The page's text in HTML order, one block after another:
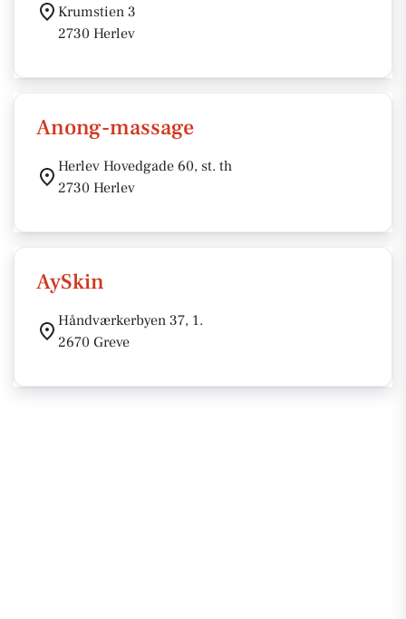
Krumstien 3
2730 Herlev
Anong-massage
Herlev Hovedgade 60, st. th
2730 Herlev
AySkin
Håndværkerbyen 37, 1.
2670 Greve